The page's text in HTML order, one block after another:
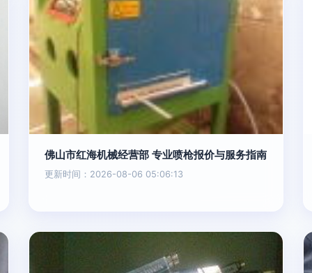
佛山市红海机械经营部 专业喷枪报价与服务指南
更新时间：2026-08-06 05:06:13